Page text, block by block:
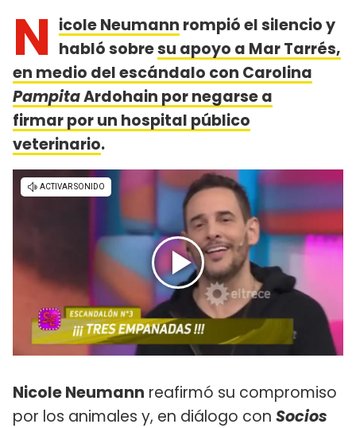
N icole Neumann rompió el silencio y
habló sobresu apoyo a Mar Tarrés,
en medio del escándalo con Carolina
PampitaArdohain por negarse a
firmar por un hospital público
veterinario.
Nicole Neumann reafirmó su compromiso
por los animales y, en diálogo con Socios